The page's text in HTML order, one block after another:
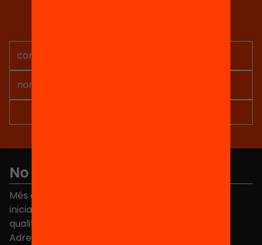
No et perdis res
Més de 40.000 persones ja han triat Equitat. Rep
iniciatives, propostes i projectes per millorar la
qualitat de l'educació a Catalunya.
Adreça electrònica